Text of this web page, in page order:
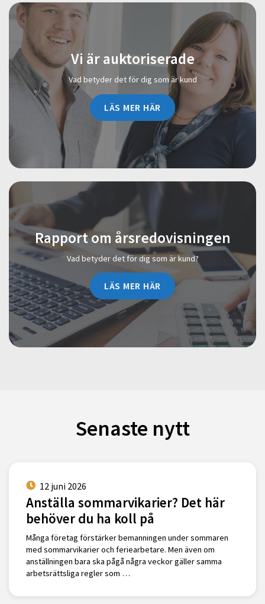
Vi är auktoriserade
Vad betyder det för dig som är kund
LÄS MER HÄR
Rapport om årsredovisningen
Vad betyder det för dig som är kund?
LÄS MER HÄR
Senaste nytt
12 juni 2026
Anställa sommarvikarier? Det här
behöver du ha koll på
Många företag förstärker bemanningen under sommaren
med sommarvikarier och feriearbetare. Men även om
anställningen bara ska pågå några veckor gäller samma
arbetsrättsliga regler som …